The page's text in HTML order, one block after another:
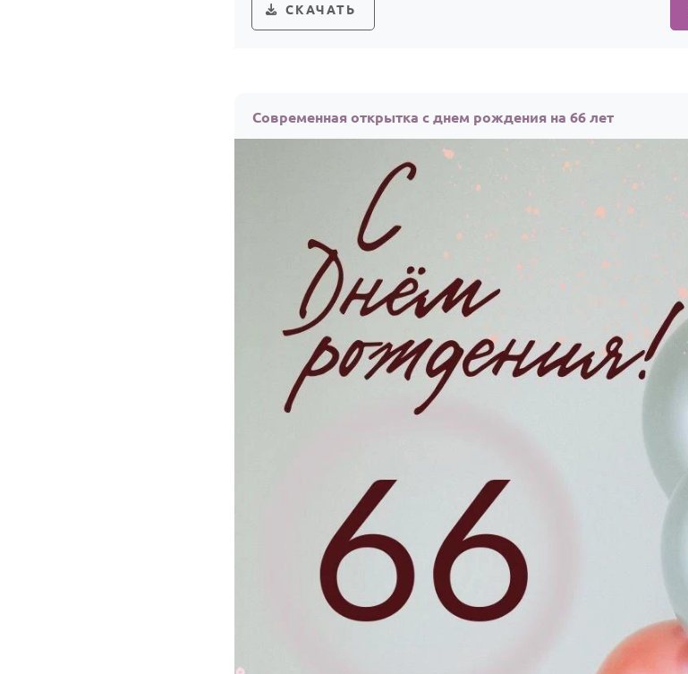
СКАЧАТЬ
Современная открытка с днем рождения на 66 лет